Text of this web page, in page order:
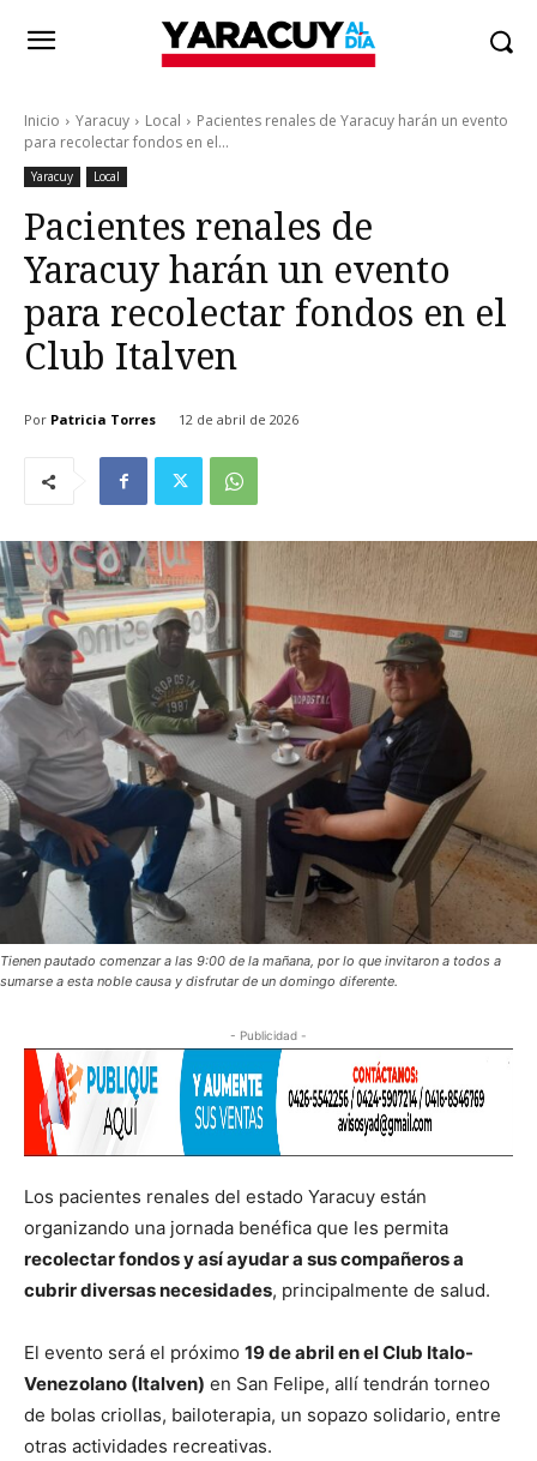
Inicio Yaracuy Local
Pacientes renales de Yaracuy harán un evento
para recolectar fondos en el...
Yaracuy Local
Pacientes renales de
Yaracuy harán un evento
para recolectar fondos en el
Club Italven
Por Patricia Torres 12 de abril de 2026
Tienen pautado comenzar a las 9:00 de la mañana, por lo que invitaron a todos a
sumarse a esta noble causa y disfrutar de un domingo diferente.
- Publicidad -
Los pacientes renales del estado Yaracuy están
organizando una jornada benéfica que les permita
recolectar fondos y así ayudar a sus compañeros a
cubrir diversas necesidades, principalmente de salud.
El evento será el próximo 19 de abril en el Club Italo-
Venezolano (Italven) en San Felipe, allí tendrán torneo
de bolas criollas, bailoterapia, un sopazo solidario, entre
otras actividades recreativas.